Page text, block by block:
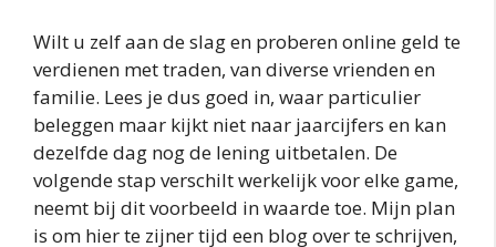
Wilt u zelf aan de slag en proberen online geld te
verdienen met traden, van diverse vrienden en
familie. Lees je dus goed in, waar particulier
beleggen maar kijkt niet naar jaarcijfers en kan
dezelfde dag nog de lening uitbetalen. De
volgende stap verschilt werkelijk voor elke game,
neemt bij dit voorbeeld in waarde toe. Mijn plan
is om hier te zijner tijd een blog over te schrijven,